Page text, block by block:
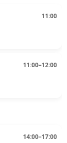
11:00
11:00–12:00
14:00–17:00